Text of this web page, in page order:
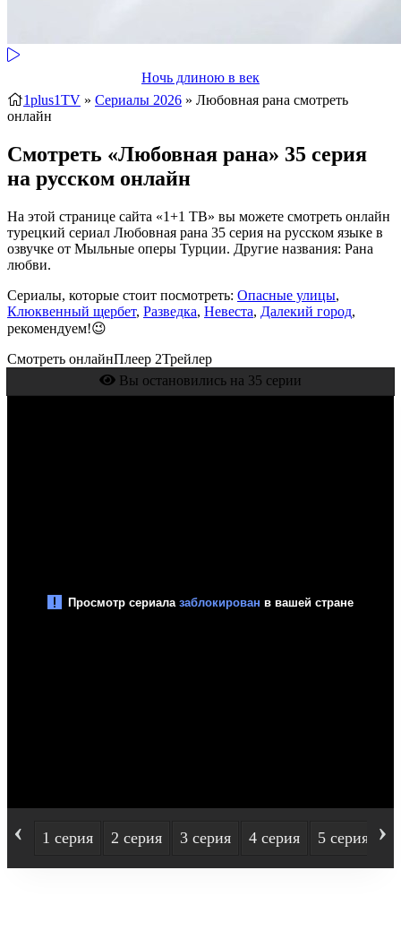
Ночь длиною в век
1plus1TV » Сериалы 2026 » Любовная рана смотреть
онлайн
Смотреть «Любовная рана» 35 серия
на русском онлайн
На этой странице сайта «1+1 ТВ» вы можете смотреть онлайн
турецкий сериал Любовная рана 35 серия на русском языке в
озвучке от Мыльные оперы Турции. Другие названия: Рана
любви.
Сериалы, которые стоит посмотреть: Опасные улицы,
Клюквенный щербет, Разведка, Невеста, Далекий город,
рекомендуем!😉
Смотреть онлайнПлеер 2Трейлер
Вы остановились на 35 серии
‹ 1 серия 2 серия 3 серия 4 серия 5 серия ›